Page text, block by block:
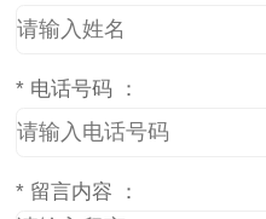
* 电话号码 ：
* 留言内容 ：